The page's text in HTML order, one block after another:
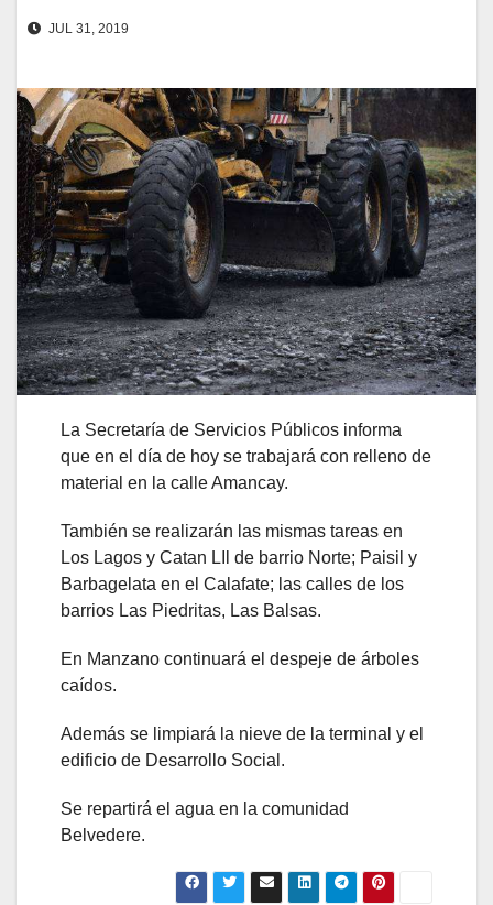
JUL 31, 2019
La Secretaría de Servicios Públicos informa
que en el día de hoy se trabajará con relleno de
material en la calle Amancay.
También se realizarán las mismas tareas en
Los Lagos y Catan LIl de barrio Norte; Paisil y
Barbagelata en el Calafate; las calles de los
barrios Las Piedritas, Las Balsas.
En Manzano continuará el despeje de árboles
caídos.
Además se limpiará la nieve de la terminal y el
edificio de Desarrollo Social.
Se repartirá el agua en la comunidad
Belvedere.